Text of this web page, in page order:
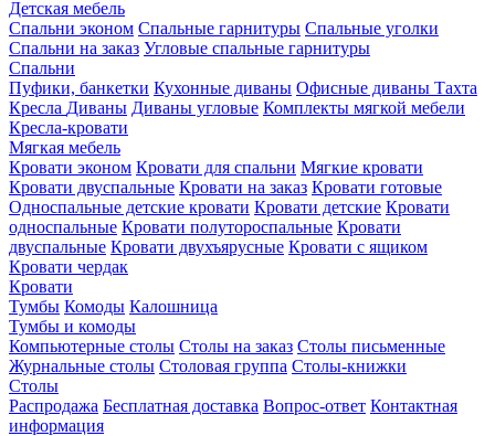
Детская мебель
Спальни эконом Спальные гарнитуры Спальные уголки
Спальни на заказ Угловые спальные гарнитуры
Спальни
Пуфики, банкетки Кухонные диваны Офисные диваны Тахта
Кресла Диваны Диваны угловые Комплекты мягкой мебели
Кресла-кровати
Мягкая мебель
Кровати эконом Кровати для спальни Мягкие кровати
Кровати двуспальные Кровати на заказ Кровати готовые
Односпальные детские кровати Кровати детские Кровати
односпальные Кровати полутороспальные Кровати
двуспальные Кровати двухъярусные Кровати с ящиком
Кровати чердак
Кровати
Тумбы Комоды Калошница
Тумбы и комоды
Компьютерные столы Столы на заказ Столы письменные
Журнальные столы Столовая группа Столы-книжки
Столы
Распродажа Бесплатная доставка Вопрос-ответ Контактная
информация